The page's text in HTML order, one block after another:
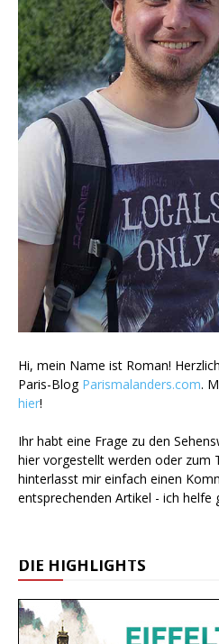
Hi, mein Name ist Roman!
Paris-Blog Parismalanders.com.
hier!
Ihr habt eine Frage zu den
hier vorgestellt werden oder zum
hinterlasst mir einfach einen
entsprechenden Artikel - ich helfe
DIE HIGHLIGHTS